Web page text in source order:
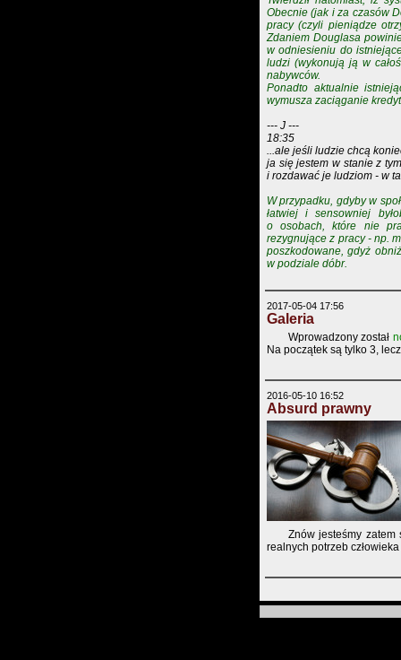
Obecnie (jak i za czasów
pracy (czyli pieniądze
Zdaniem Douglasa
w odniesieniu do
ludzi (wykonują ją w
nabywców.
Ponadto aktualnie
wymusza zaciąganie
--- J ---
18:35
...ale jeśli ludzie chcą
ja się jestem w stanie z
i rozdawać je ludziom - w
W przypadku, gdyby w
łatwiej i sensowniej
o osobach, które nie
rezygnujące z pracy - np.
poszkodowane, gdyż
w podziale dóbr.
2017-05-04 17:56
Galeria
Wprowadzony został
Na początek są tylko 3,
2016-05-10 16:52
Absurd prawny
Znów jesteśmy
realnych potrzeb